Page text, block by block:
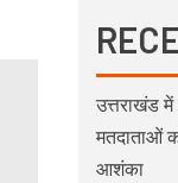
उत्तराखंड
मतदाताओं
आशंका